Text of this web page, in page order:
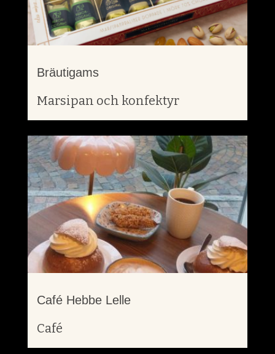
Bräutigams
Marsipan och konfektyr
Café Hebbe Lelle
Café